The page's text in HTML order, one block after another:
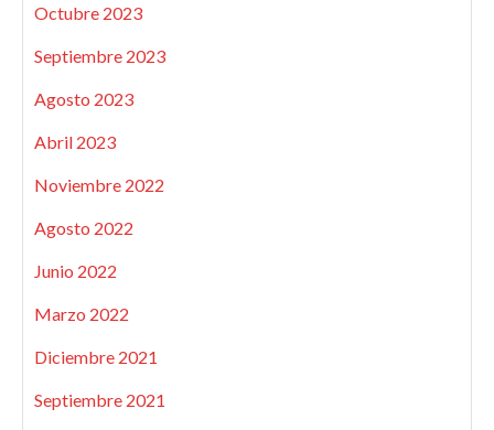
Octubre 2023
Septiembre 2023
Agosto 2023
Abril 2023
Noviembre 2022
Agosto 2022
Junio 2022
Marzo 2022
Diciembre 2021
Septiembre 2021